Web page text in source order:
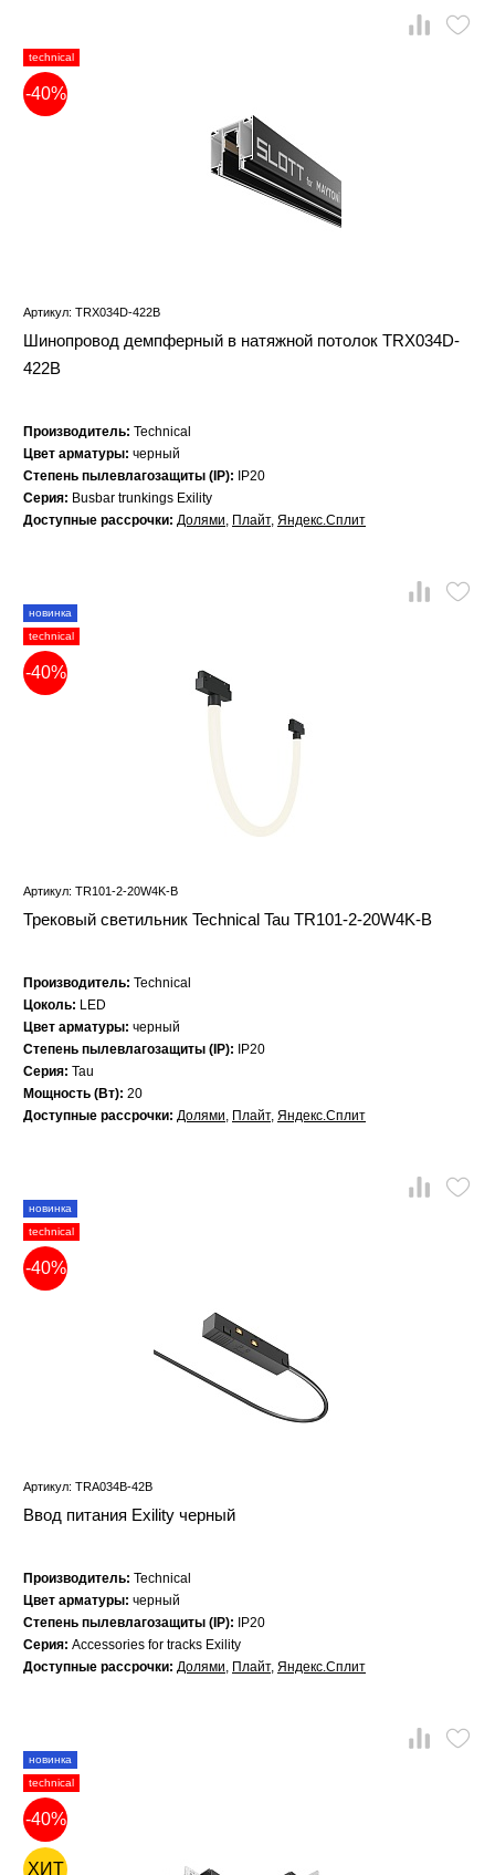
technical
-40%
Артикул: TRX034D-422B
Шинопровод демпферный в натяжной потолок TRX034D-
422B
Производитель: Technical
Цвет арматуры: черный
Степень пылевлагозащиты (IP):
IP20
Серия: Busbar trunkings Exility
Доступные рассрочки: Долями, Плайт, Яндекс.Сплит
новинка
technical
-40%
Артикул: TR101-2-20W4K-B
Трековый светильник Technical Tau TR101-2-20W4K-B
Производитель: Technical
Цоколь: LED
Цвет арматуры: черный
Степень пылевлагозащиты (IP):
IP20
Серия: Tau
Мощность (Вт): 20
Доступные рассрочки: Долями, Плайт, Яндекс.Сплит
новинка
technical
-40%
Артикул: TRA034B-42B
Ввод питания Exility черный
Производитель: Technical
Цвет арматуры: черный
Степень пылевлагозащиты (IP):
IP20
Серия: Accessories for tracks Exility
Доступные рассрочки: Долями, Плайт, Яндекс.Сплит
новинка
technical
-40%
ХИТ